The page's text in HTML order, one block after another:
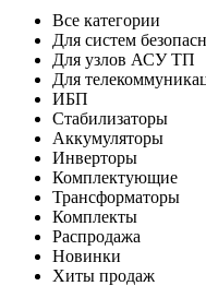
Все категории
Для систем
Для узлов АСУ ТП
Для
ИБП
Стабилизаторы
Аккумуляторы
Инверторы
Комплектующие
Трансформаторы
Комплекты
Распродажа
Новинки
Хиты продаж